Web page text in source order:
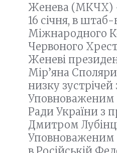
Женева (МКЧХ)
16 січня, в штаб-
Міжнародного
Червоного
Женеві
Мір’яна
низку зустрічей
Уповноваженим
Ради України з
Дмитром
Уповноваженим